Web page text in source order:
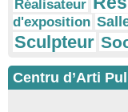
Réalisateur
d'exposition
Sculpteur
Centru d’Arti